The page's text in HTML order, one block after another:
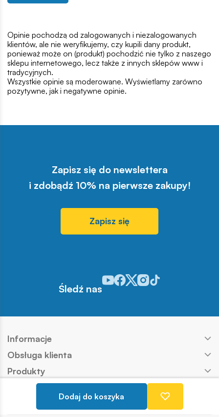
Dodaj do koszyka
Opinie pochodzą od zalogowanych i niezalogowanych
klientów, ale nie weryfikujemy, czy kupili dany produkt,
ponieważ może on (produkt) pochodzić nie tylko z naszego
sklepu internetowego, lecz także z innych sklepów www i
tradycyjnych.
Wszystkie opinie są moderowane. Wyświetlamy zarówno
pozytywne, jak i negatywne opinie.
Zapisz się do newslettera
i zdobądź 10% na pierwsze zakupy!
Zapisz się
Śledź nas
Odwiedź nasz profil w serwisie
Odwiedź nasz profil w serwisie
Odwiedź nasz profil w
Odwiedź nasz profil w
Odwiedź nasz profil
Informacje
Obsługa klienta
Produkty
Kontakt